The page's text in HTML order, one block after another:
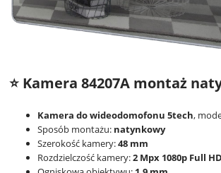
⭐ Kamera 84207A montaż
Kamera do wideodomofonu 5tech,
Sposób montażu: natynkowy
Szerokość kamery:48 mm
Rozdzielczość kamery:2 Mpx 1080p Full HD